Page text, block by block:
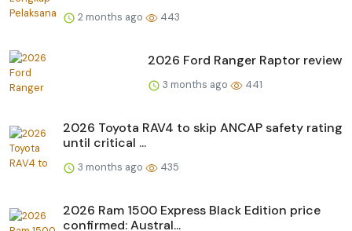
2 months ago 443
2026 Ford Ranger Raptor review
3 months ago 441
2026 Toyota RAV4 to skip ANCAP safety rating
until critical ...
3 months ago 435
2026 Ram 1500 Express Black Edition price
confirmed: Austral...